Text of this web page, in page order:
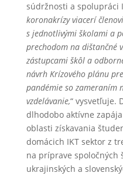
súdržnosti a spolupráci
koronakrízy viacerí
s jednotlivými školami a
prechodom na dištančné
zástupcami škôl a
návrh Krízového plánu
pandémie so zameraním
vzdelávanie,“ vysvetľuje.
dlhodobo aktívne
oblasti získavania
domácich IKT sektor z
na príprave spoločných
ukrajinských a